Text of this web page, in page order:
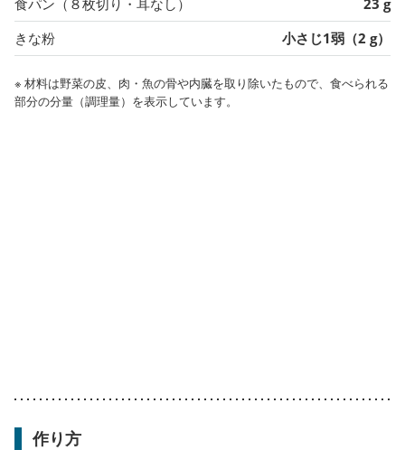
きな粉
小さじ1弱（2 g）
※ 材料は野菜の皮、肉・魚の骨や内臓を取り除いたもので、食べられる
部分の分量（調理量）を表示しています。
作り方